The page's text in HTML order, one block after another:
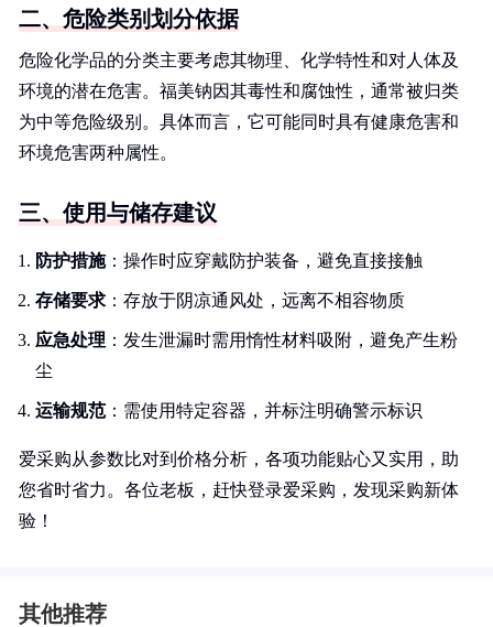
二、危险类别划分依据
危险化学品的分类主要考虑其物理、化学特性和对人体及
环境的潜在危害。福美钠因其毒性和腐蚀性，通常被归类
为中等危险级别。具体而言，它可能同时具有健康危害和
环境危害两种属性。
三、使用与储存建议
防护措施：操作时应穿戴防护装备，避免直接接触
存储要求 ：存放于阴凉通风处，远离不相容物质
应急处理 ：发生泄漏时需用惰性材料吸附，避免产生粉
尘
运输规范：需使用特定容器，并标注明确警示标识
爱采购从参数比对到价格分析，各项功能贴心又实用，助
您省时省力。各位老板，赶快登录爱采购，发现采购新体
验！
其他推荐